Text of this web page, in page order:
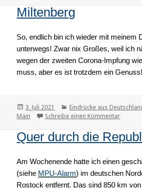
Miltenberg
So, endlich bin ich wieder mit meinem
unterwegs! Zwar nix Großes, weil ich
wegen der zweiten Corona-Impfung
muss, aber es ist trotzdem ein
Veröffentlicht
am
3. Juli 2021 Kategorien
Eindrücke aus
Main
Schreibe einen Kommentar
Quer durch die
Am Wochenende hatte ich einen
(siehe MPU-Alarm) im deutschen
Rostock entfernt. Das sind 850 km